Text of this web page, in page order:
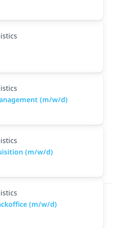
(m/w/d)
(m/w/d)
(m/w/d)